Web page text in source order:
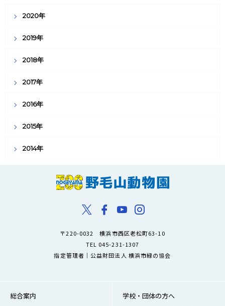
2020年
2019年
2018年
2017年
2016年
2015年
2014年
〒220-0032 横浜市西区老松町63-10
TEL 045-231-1307
指定管理者｜公益財団法人 横浜市緑の協会
総合案内
学校・団体の方へ